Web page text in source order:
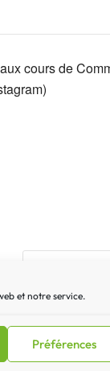
et notre service.
Préférences
cours de
légales|Lettre